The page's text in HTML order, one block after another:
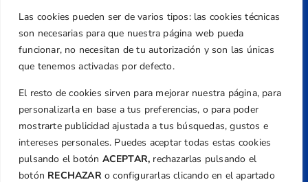
Las cookies pueden ser de varios tipos: las cookies técnicas
son necesarias para que nuestra página web pueda
funcionar, no necesitan de tu autorización y son las únicas
que tenemos activadas por defecto.
El resto de cookies sirven para mejorar nuestra página, para
personalizarla en base a tus preferencias, o para poder
mostrarte publicidad ajustada a tus búsquedas, gustos e
intereses personales. Puedes aceptar todas estas cookies
pulsando el botón ACEPTAR, rechazarlas pulsando el
botón RECHAZARo configurarlas clicando en el apartado
+34 961 367 799
Email
federacion@golfcv.com
Aviso Legal
Política de Privacidad
Transparencia
Normativa